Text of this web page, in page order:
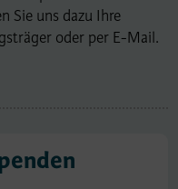
Sie uns dazu Ihre
oder per E-Mail.